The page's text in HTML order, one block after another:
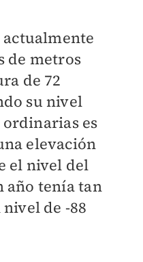
de metros
de 72
su nivel
es
elevación
el nivel del
año tenía tan
de -88